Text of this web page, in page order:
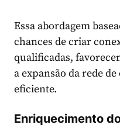
Essa abordagem
chances de criar
qualificadas,
a expansão da rede
eficiente.
Enriquecimento